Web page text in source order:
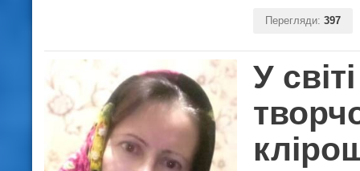
Перегляди: 397
У світі